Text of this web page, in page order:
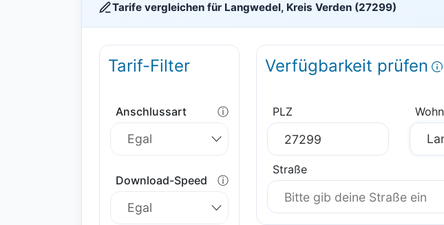
Tarife vergleichen für Langwedel, Kreis Verden (27299)